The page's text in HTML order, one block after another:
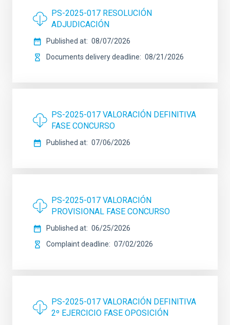
PS-2025-017 RESOLUCIÓN
ADJUDICACIÓN
Published at
08/07/2026
Documents delivery deadline
08/21/2026
PS-2025-017 VALORACIÓN DEFINITIVA
FASE CONCURSO
Published at 07/06/2026
PS-2025-017 VALORACIÓN
PROVISIONAL FASE CONCURSO
Published at
06/25/2026
Complaint deadline
07/02/2026
PS-2025-017 VALORACIÓN DEFINITIVA
2º EJERCICIO FASE OPOSICIÓN